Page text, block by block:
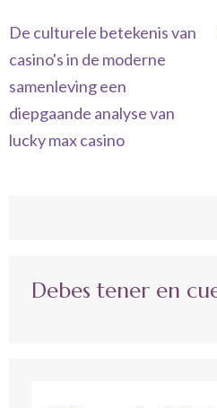
Navegación
de
entradas
De culturele betekenis van
casino's in de moderne
samenleving een
diepgaande analyse van
lucky max casino
Debes tener en